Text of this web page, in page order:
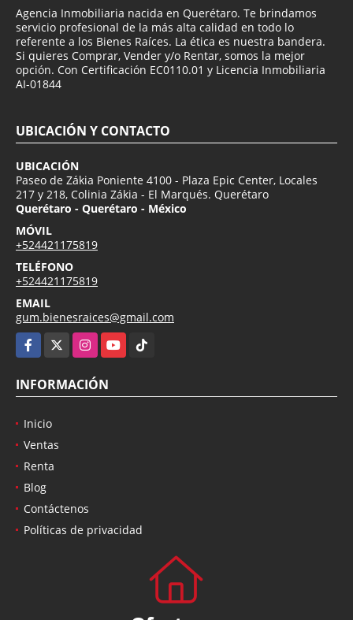
Agencia Inmobiliaria nacida en Querétaro. Te brindamos
servicio profesional de la más alta calidad en todo lo
referente a los Bienes Raíces. La ética es nuestra bandera.
Si quieres Comprar, Vender y/o Rentar, somos la mejor
opción. Con Certificación EC0110.01 y Licencia Inmobiliaria
AI-01844
UBICACIÓN Y CONTACTO
UBICACIÓN
Paseo de Zákia Poniente 4100 - Plaza Epic Center, Locales
217 y 218, Colinia Zákia - El Marqués. Querétaro
Querétaro - Querétaro - México
MÓVIL
+524421175819
TELÉFONO
+524421175819
EMAIL
gum.bienesraices@gmail.com
Facebook
InstagramYouTubeTikTok
INFORMACIÓN
Inicio
Ventas
Renta
Blog
Contáctenos
Políticas de privacidad